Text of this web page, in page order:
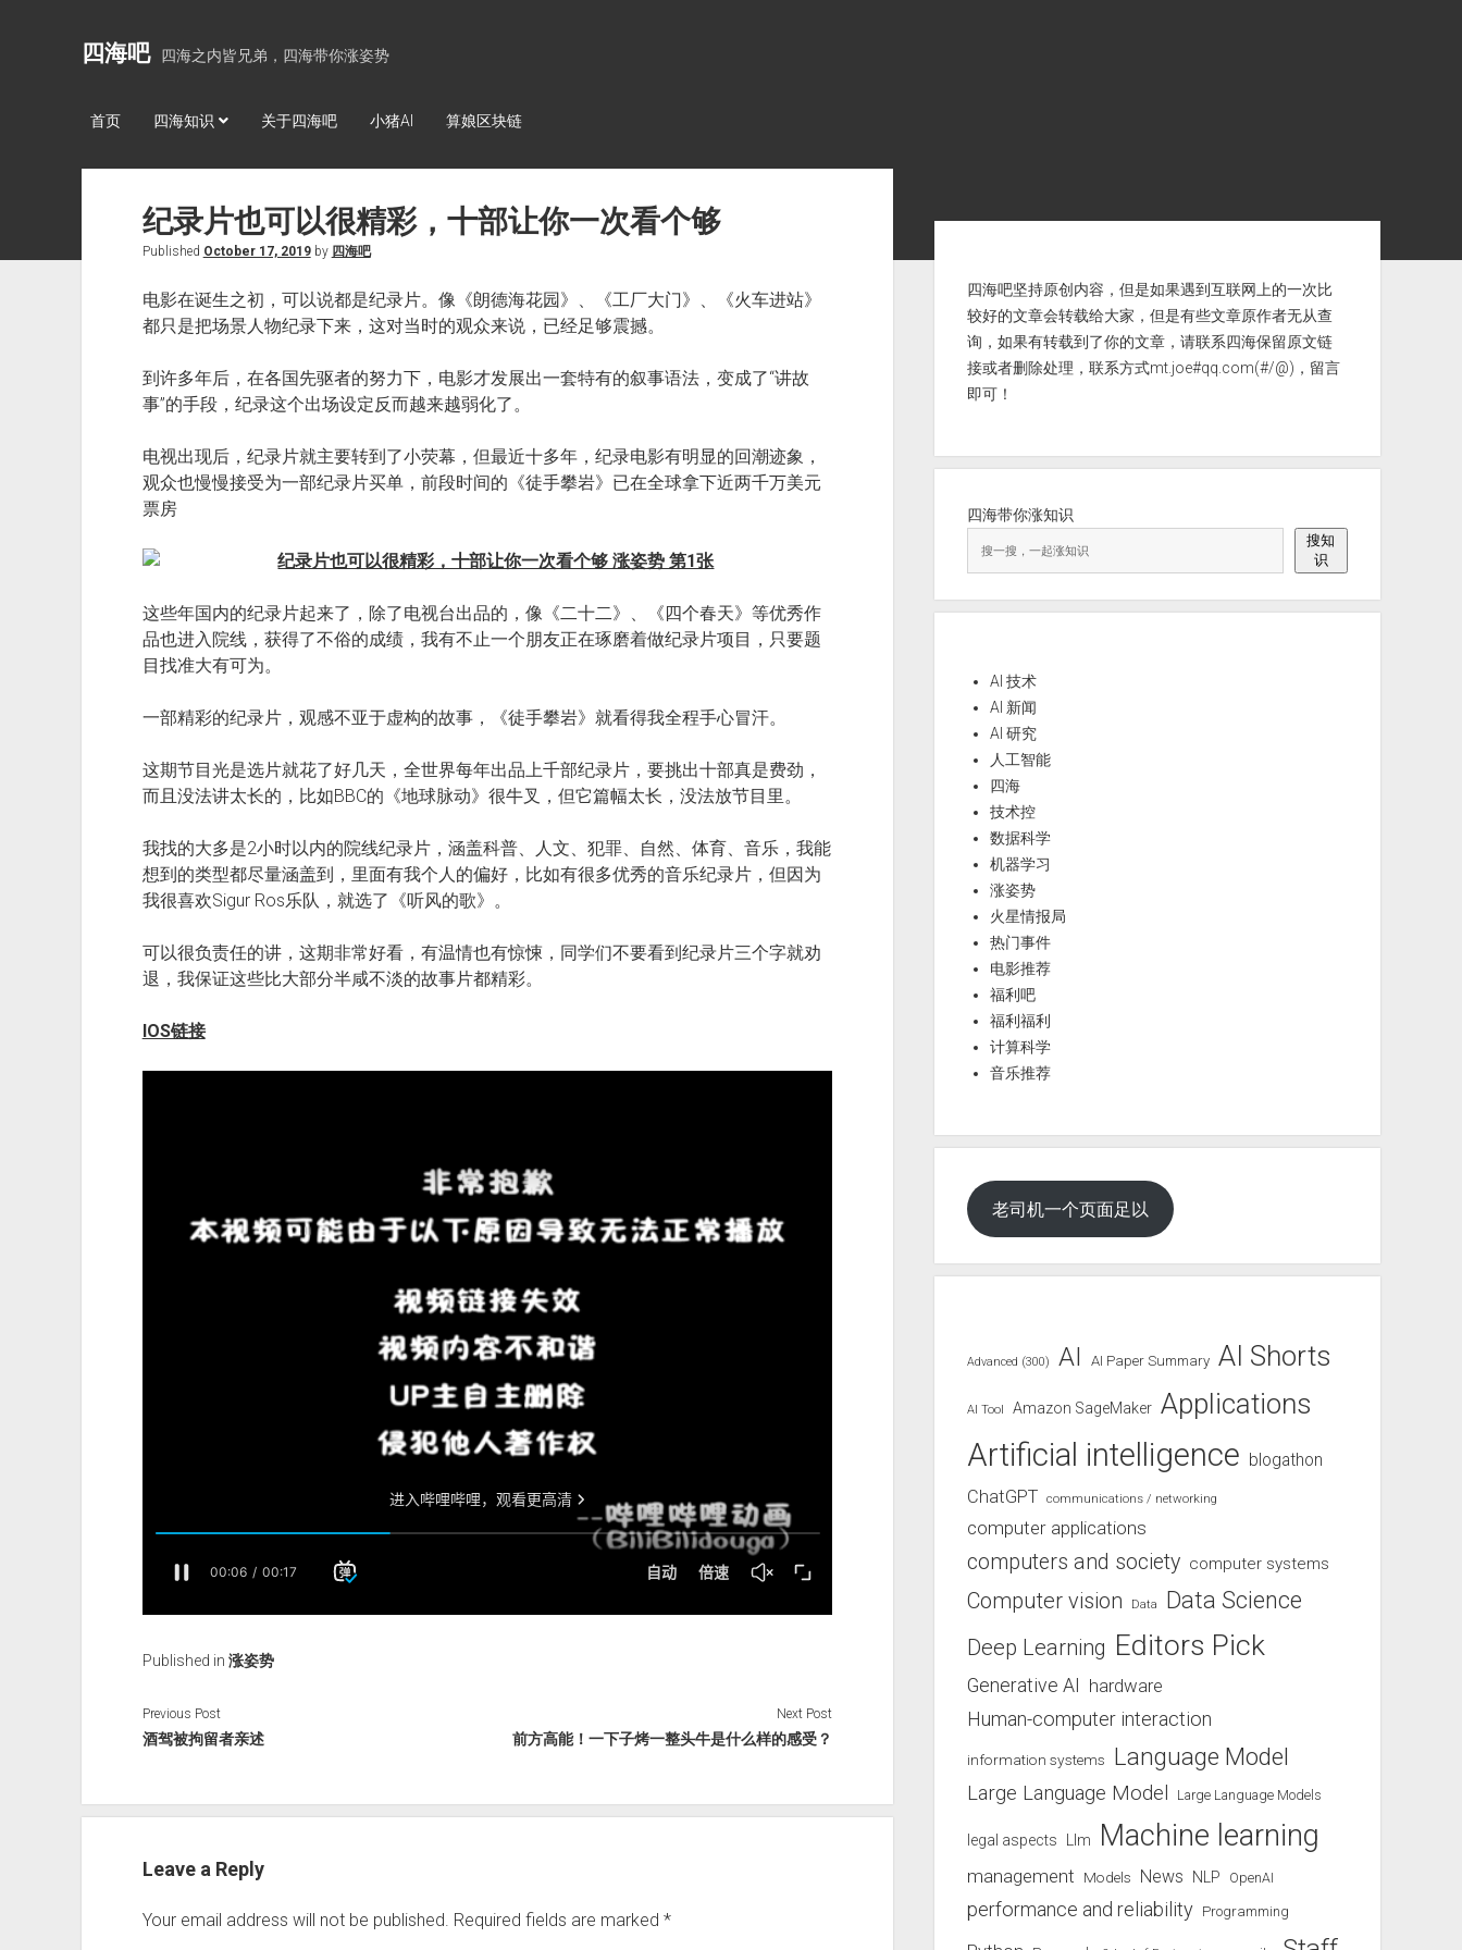
四海吧 四海之内皆兄弟，四海带你涨姿势
首页 四海知识 关于四海吧 小猪AI 算娘区块链
纪录片也可以很精彩，十部让你一次看个够
Published October 17, 2019by 四海吧
电影在诞生之初，可以说都是纪录片。像《朗德海花园》、《工厂大门》、《火车进站》
都只是把场景人物纪录下来，这对当时的观众来说，已经足够震撼。
到许多年后，在各国先驱者的努力下，电影才发展出一套特有的叙事语法，变成了“讲故
事”的手段，纪录这个出场设定反而越来越弱化了。
电视出现后，纪录片就主要转到了小荧幕，但最近十多年，纪录电影有明显的回潮迹象，
观众也慢慢接受为一部纪录片买单，前段时间的《徒手攀岩》已在全球拿下近两千万美元
票房
这些年国内的纪录片起来了，除了电视台出品的，像《二十二》、《四个春天》等优秀作
品也进入院线，获得了不俗的成绩，我有不止一个朋友正在琢磨着做纪录片项目，只要题
目找准大有可为。
一部精彩的纪录片，观感不亚于虚构的故事，《徒手攀岩》就看得我全程手心冒汗。
这期节目光是选片就花了好几天，全世界每年出品上千部纪录片，要挑出十部真是费劲，
而且没法讲太长的，比如BBC的《地球脉动》很牛叉，但它篇幅太长，没法放节目里。
我找的大多是2小时以内的院线纪录片，涵盖科普、人文、犯罪、自然、体育、音乐，我能
想到的类型都尽量涵盖到，里面有我个人的偏好，比如有很多优秀的音乐纪录片，但因为
我很喜欢Sigur Ros乐队，就选了《听风的歌》。
可以很负责任的讲，这期非常好看，有温情也有惊悚，同学们不要看到纪录片三个字就劝
退，我保证这些比大部分半咸不淡的故事片都精彩。
IOS链接
Published in 涨姿势
Previous Post
酒驾被拘留者亲述
Next Post
前方高能！一下子烤一整头牛是什么样的感受？
Leave a Reply
Your email address will not be published. Required fields are marked *
四海吧坚持原创内容，但是如果遇到互联网上的一次比
较好的文章会转载给大家，但是有些文章原作者无从查
询，如果有转载到了你的文章，请联系四海保留原文链
接或者删除处理，联系方式mt.joe#qq.com(#/@)，留言
即可！
四海带你涨知识
搜知
识
AI 技术
AI 新闻
AI 研究
人工智能
四海
技术控
数据科学
机器学习
涨姿势
火星情报局
热门事件
电影推荐
福利吧
福利福利
计算科学
音乐推荐
老司机一个页面足以
Advanced (300) AI AI Paper Summary AI Shorts
AI Tool Amazon SageMaker Applications
Artificial intelligence blogathon
ChatGPT communications / networking
computer applications
computers and society computer systems
Computer vision Data Data Science
Deep Learning Editors Pick
Generative AI hardware
Human-computer interaction
information systems Language Model
Large Language Model Large Language Models
legal aspects Llm Machine learning
management Models News NLP OpenAI
performance and reliability Programming